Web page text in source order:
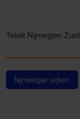
Tekst Nijmegen Zuid
Nijmeegse wijken